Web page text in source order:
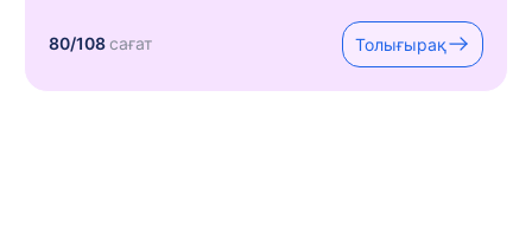
80/108сағат Толығырақ